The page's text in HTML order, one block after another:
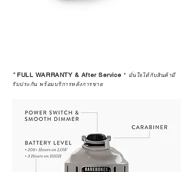
*FULL WARRANTY & After Service * มั่นใจได้กับสินค้ามี
รับประกัน พร้อมบริการหลังการขาย